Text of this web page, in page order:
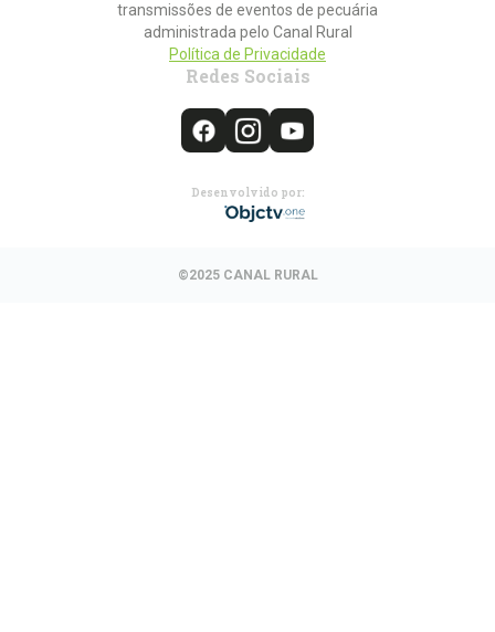
transmissões de eventos de pecuária
administrada pelo Canal Rural
Política de Privacidade
Redes Sociais
Desenvolvido por:
©2025 CANAL RURAL